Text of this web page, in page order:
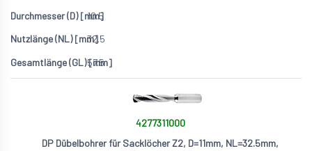
10.5
32.5
57.5
4277311000
DP Dübelbohrer für Sacklöcher Z2, D=11mm, NL=32.5mm,